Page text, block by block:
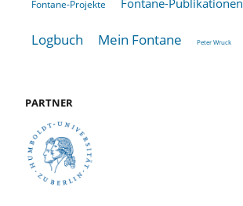
Fontane-Projekte
Logbuch Mein Fontane Peter Wruck
PARTNER